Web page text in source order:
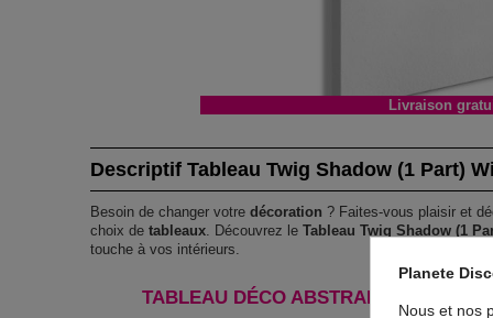
Livraison
Descriptif Tableau Twig Shadow (1 Part)
Besoin de changer votredécoration ? Faites-vous plaisir et
choix detableaux . Découvrez leTableau Twig Shadow (1
touche à vos intérieurs.
TABLEAU DÉCO ABSTRAIT TWIG
Planete
Nous et nos